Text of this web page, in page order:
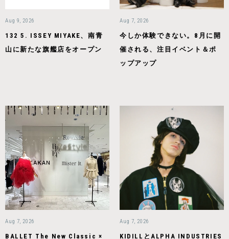
Aug 9, 2026
132 5. ISSEY MIYAKE、南青
山に新たな旗艦店をオープン
Aug 7, 2026
今しか体験できない。8月に開
催される、注目イベント＆ポ
ップアップ
Aug 7, 2026
BALLET The New Classic ×
Aug 7, 2026
KIDILLとALPHA INDUSTRIES